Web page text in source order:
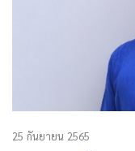
25 กันยายน 2565